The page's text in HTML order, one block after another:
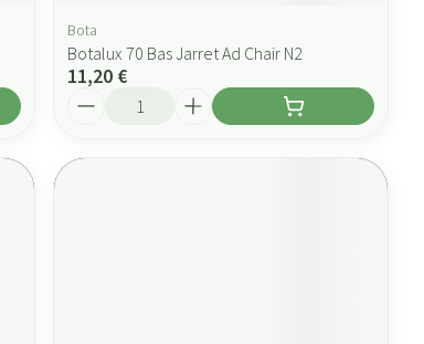
Bota
Botalux 70 Bas Jarret Ad Chair N2
11,20 €